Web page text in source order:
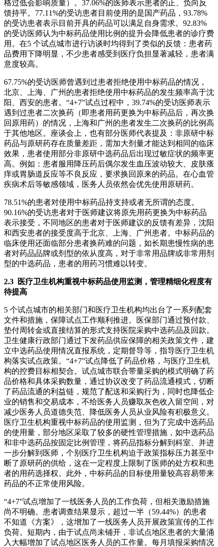
格过低会影响质量）。37.06%的医师表示患者的正、负向反
馈持平。77.11%的受访患者目前使用的是国产药品，93.78%
的受访患者表示目前开具的药品可以满足自身需求。92.83%
的受访医师认为中标药品使用比例的提升会降低患者的诊疗费
用。在5 个试点城市进行访谈时均得到了类似的反馈：患者药
品费用下降明显，不少患者感受到医疗负担显著减轻，患者满
意度较高。
67.75%的受访医师曾遇到过患者拒绝使用中标药品的情况，
北京、上海、广州的患者拒绝使用中标药品的发生频率高于沈
阳、西安的患者。“4+7”试点过程中，39.74%的受访医师表示
遇到过患者二次换药（即患者用药更换为中标药品后，再次换
回原用药）的情况，上海和广州的患者发生二次换药的比例高
于其他地区。座谈会上，也有部分医师代表提及：非原研中标
药品与原研药存在质量差距，需加大剂量才能达到相同的临床
效果，患者使用部分非原研中选药品后出现过敏症状的频率更
高。例如：患者服用降压药后偶尔发生血压波动较大、皮肤瘙
痒或胃肠道反应等不良反应，要求换回原来的药品。在心血管
疾病术后等敏感领域，医务人员依然会优先使用原研药。
78.51%的患者对使用中标药品持支持或者无所谓的态度。
90.16%的受访患者对于医师建议将原先用药更换为中标药品
表示接受，不同地区的患者对于医师建议的反馈有差异，沈阳
和西安患者的接受度高于北京、上海、广州患者。中标药品的
临床使用还面临部分患者换药难的问题，如长期患慢性病的患
者对药品品牌或剂型的依从度高，对于非常用品牌或非常用剂
型的中选药品，患者的用药习惯难以转变。
2.3 医疗卫生机构重视中标药品使用监测，管理精细化程度有
待提高
5 个试点城市的相关部门和医疗卫生机构均出台了一系列配套
文件和措施，保障试点工作顺利推进。医保部门通过预付款、
垫付周转金或直接结算的形式支持医院采购中选药品及回款。
卫生健康行政部门通过下发药品供应保障的相关政策文件，建
立中选药品使用情况直报系统，定期督导等，指导医疗卫生机
构落实试点政策。“4+7”试点降低了药品价格，与医疗卫生机
构的控费目标相契合。试点城市联合带量采购的模式明确了药
品价格和具体采购数量，通过协议改变了药品流通模式，切断
了药品流通的利益链，规范了配送和采购行为，同时也降低企
业的销售和交易成本，不给医务人员赚取灰色收入留空间，对
减少医务人员道德失范、降低医务人员从业风险有积极意义。
医疗卫生机构重视中标药品的使用监测，但为了完成中选药品
的使用量，部分地区采取了较多的硬性管理措施，如中选药品
和非中选药品按固定比例管理，将药品指标分解到科室、并进
一步分解到医师，个别医疗卫生机构迫于政策指标压力甚至中
断了原研药的供给，这在一定程度上限制了医师的处方权和患
者的用药选择权。此外，中标药品的目标使用量较高容易带来
药品的不正常使用风险。
“4+7”试点增加了一线医务人员的工作负荷，但相关激励措施
尚不明确。患者调查结果显示，超过一半（59.44%）的患者
不知道《方案》，这增加了一线医务人员开展政策宣传的工作
负荷。短期内，由于试点尚未铺开，非试点地区患者的大量涌
入大幅增加了试点地区医务人员的工作量。每月填报采购情况